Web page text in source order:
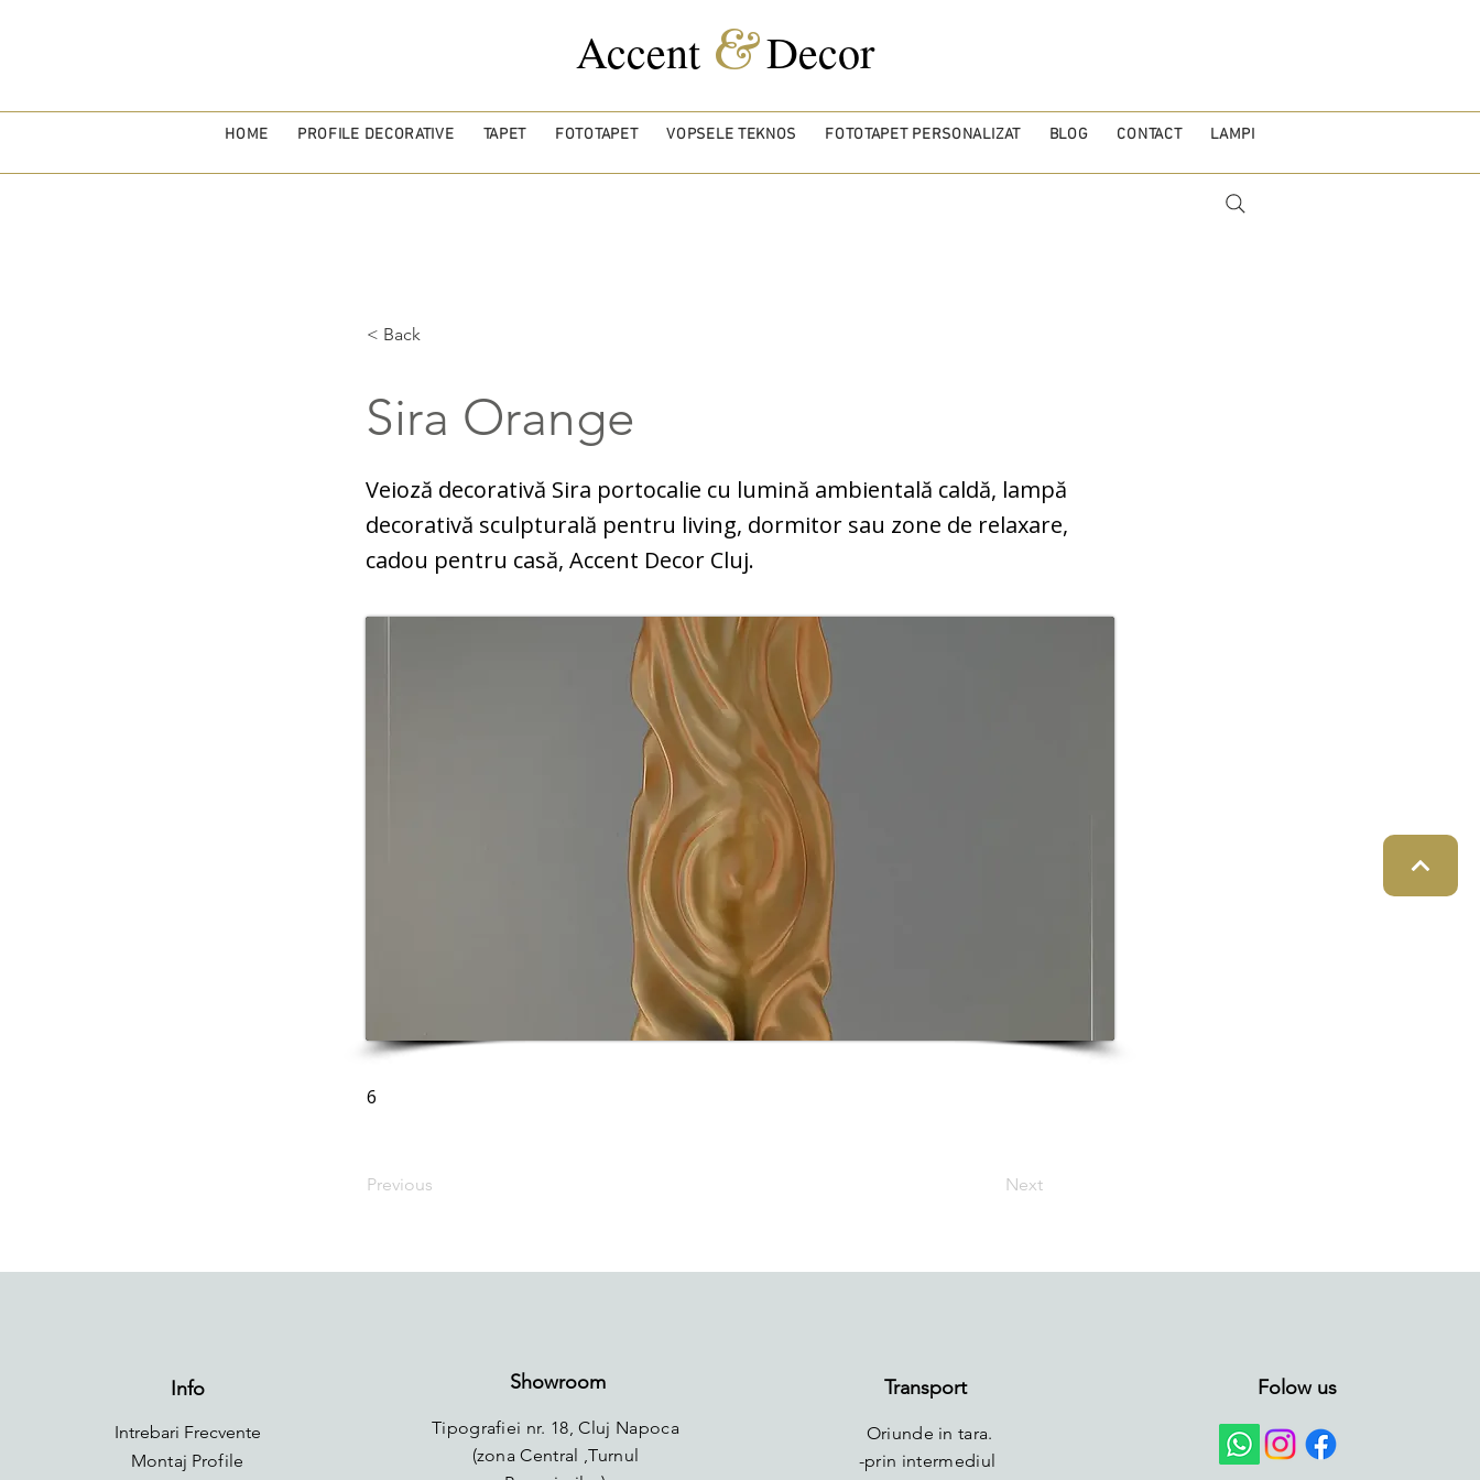
Accent &Decor
HOME PROFILE DECORATIVE TAPET FOTOTAPET VOPSELE TEKNOS FOTOTAPET PERSONALIZAT BLOG CONTACT LAMPI
< Back
Sira Orange
Veioză decorativă Sira portocalie cu lumină ambientală caldă, lampă
decorativă sculpturală pentru living, dormitor sau zone de relaxare,
cadou pentru casă, Accent Decor Cluj.
6
Previous Next
Info
Intrebari Frecvente
Montaj Profile
Showroom
Tipografiei nr. 18, Cluj Napoca
(zona Central ,Turnul
Transport
Oriunde in tara.
-prin intermediul
Folow us